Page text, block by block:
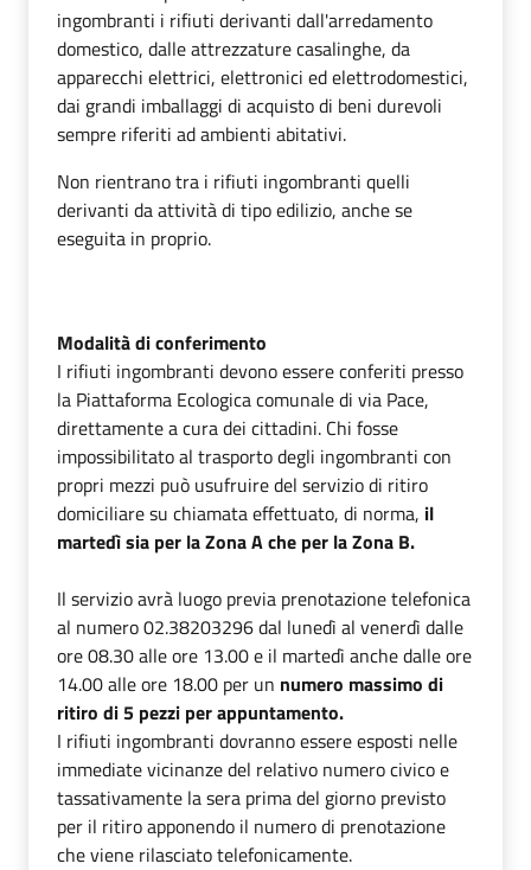
ingombranti i rifiuti derivanti dall'arredamento
domestico, dalle attrezzature casalinghe, da
apparecchi elettrici, elettronici ed elettrodomestici,
dai grandi imballaggi di acquisto di beni durevoli
sempre riferiti ad ambienti abitativi.
Non rientrano tra i rifiuti ingombranti quelli
derivanti da attività di tipo edilizio, anche se
eseguita in proprio.
Modalità di conferimento
I rifiuti ingombranti devono essere conferiti presso
la Piattaforma Ecologica comunale di via Pace,
direttamente a cura dei cittadini. Chi fosse
impossibilitato al trasporto degli ingombranti con
propri mezzi può usufruire del servizio di ritiro
domiciliare su chiamataeffettuato, di norma, il
martedì sia per la Zona A che per la Zona B.
Il servizio avrà luogo previa prenotazione telefonica
al numero 02.38203296 dal lunedì al venerdì dalle
ore 08.30 alle ore 13.00 e il martedì anche dalle ore
14.00 alle ore 18.00 per un numero massimo di
ritiro di 5 pezzi per appuntamento.
I rifiuti ingombranti dovranno essere esposti nelle
immediate vicinanze del relativo numero civico e
tassativamente la sera prima del giorno previsto
per il ritiro apponendo il numero di prenotazione
che viene rilasciato telefonicamente.